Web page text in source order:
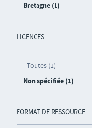
Bretagne (1)
LICENCES
Toutes (1)
Non spécifiée (1)
FORMAT DE RESSOURCE